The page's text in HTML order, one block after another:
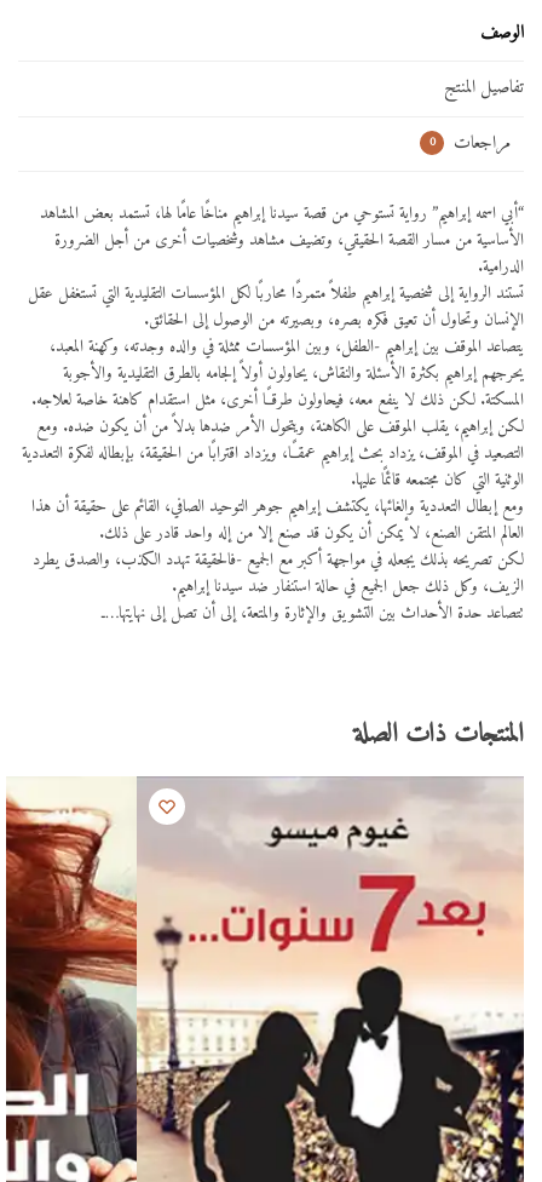
الوصف
تفاصيل المنتج
مراجعات
0
“أبي اسمه إبراهيم” رواية تستوحي من قصة سيدنا إبراهيم مناخًا عامًا لها، تستمد بعض المشاهد
الأساسية من مسار القصة الحقيقي، وتضيف مشاهد وشخصيات أخرى من أجل الضرورة
الدرامية.
تستند الرواية إلى شخصية إبراهيم طفلاً متمردًا محاربًا لكل المؤسسات التقليدية التي تستغفل عقل
الإنسان وتحاول أن تعيق فكره بصره، وبصيرته من الوصول إلى الحقائق.
يتصاعد الموقف بين إبراهيم -الطفل، وبين المؤسسات ممثلة في والده وجدته، وكهنة المعبد،
يحرجهم إبراهيم بكثرة الأسئلة والنقاش، يحاولون أولاً إلجامه بالطرق التقليدية والأجوبة
المسكتة. لكن ذلك لا ينفع معه، فيحاولون طرقــًا أخرى، مثل استقدام كاهنة خاصة لعلاجه.
لكن إبراهيم، يقلب الموقف على الكاهنة، ويتحول الأمر ضدها بدلاً من أن يكون ضده. ومع
التصعيد في الموقف، يزداد بحث إبراهيم عمقــًا، ويزداد اقترابًا من الحقيقة، بإبطاله لفكرة التعددية
الوثنية التي كان مجتمعه قائمًا عليها.
ومع إبطال التعددية وإلغائها، يكتشف إبراهيم جوهر التوحيد الصافي، القائم على حقيقة أن هذا
العالم المتقن الصنع، لا يمكن أن يكون قد صنع إلا من إله واحد قادر على ذلك.
لكن تصريحه بذلك يجعله في مواجهة أكبر مع الجميع -فالحقيقة تهدد الكذب، والصدق يطرد
الزيف، وكل ذلك جعل الجميع في حالة استنفار ضد سيدنا إبراهيم.
تتصاعد حدة الأحداث بين التشويق والإثارة والمتعة، إلى أن تصل إلى نهايتها…ـ
المنتجات ذات الصلة